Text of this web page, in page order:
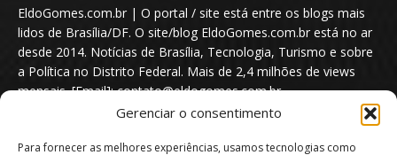
Gerenciar o consentimento
Para fornecer as melhores experiências, usamos tecnologias como
EldoGomes.com.br | O portal / site está entre os blogs mais
lidos de Brasília/DF. O site/blog EldoGomes.com.br está no ar
desde 2014. Notícias de Brasília, Tecnologia, Turismo e sobre
a Política no Distrito Federal. Mais de 2,4 milhões de views
mensais. [Email]: contato@eldogomes.com.br